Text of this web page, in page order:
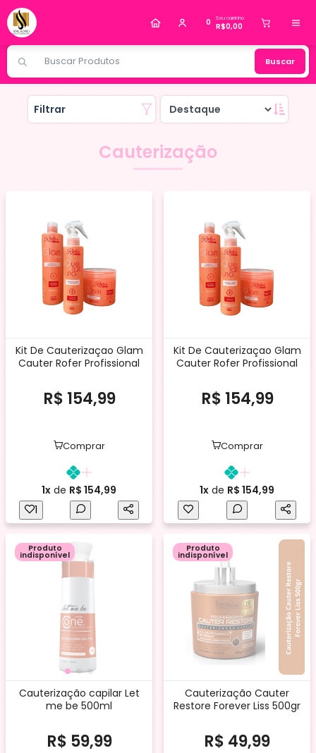
0 Seu carrinho
R$0,00
Buscar
Filtrar
Cauterização
Kit De Cauterizaçao Glam
Cauter Rofer Profissional
R$ 154,99
Comprar
1x de R$ 154,99
1
Kit De Cauterizaçao Glam
Cauter Rofer Profissional
R$ 154,99
Comprar
1x de R$ 154,99
Produto
indisponível
Cauterização capilar Let
me be 500ml
R$ 59,99
Produto
indisponível
Cauterização Cauter
Restore Forever Liss 500gr
R$ 49,99
40P 0,07D Mix Real Love.